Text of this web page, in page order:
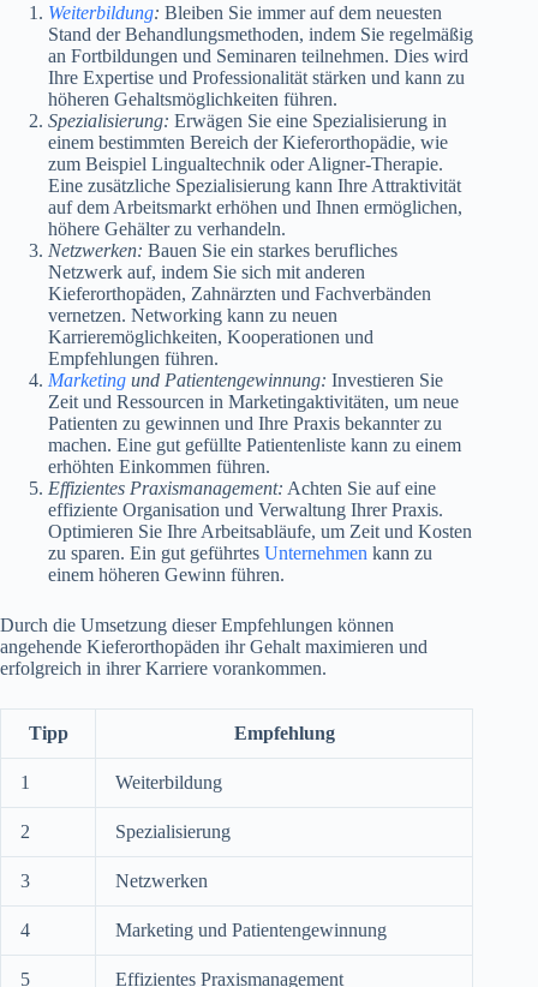
Weiterbildung: Bleiben Sie immer auf dem neuesten
Stand der Behandlungsmethoden, indem Sie regelmäßig
an Fortbildungen und Seminaren teilnehmen. Dies wird
Ihre Expertise und Professionalität stärken und kann zu
höheren Gehaltsmöglichkeiten führen.
Spezialisierung: Erwägen Sie eine Spezialisierung in
einem bestimmten Bereich der Kieferorthopädie, wie
zum Beispiel Lingualtechnik oder Aligner-Therapie.
Eine zusätzliche Spezialisierung kann Ihre Attraktivität
auf dem Arbeitsmarkt erhöhen und Ihnen ermöglichen,
höhere Gehälter zu verhandeln.
Netzwerken: Bauen Sie ein starkes berufliches
Netzwerk auf, indem Sie sich mit anderen
Kieferorthopäden, Zahnärzten und Fachverbänden
vernetzen. Networking kann zu neuen
Karrieremöglichkeiten, Kooperationen und
Empfehlungen führen.
Marketing und Patientengewinnung: Investieren Sie
Zeit und Ressourcen in Marketingaktivitäten, um neue
Patienten zu gewinnen und Ihre Praxis bekannter zu
machen. Eine gut gefüllte Patientenliste kann zu einem
erhöhten Einkommen führen.
Effizientes Praxismanagement: Achten Sie auf eine
effiziente Organisation und Verwaltung Ihrer Praxis.
Optimieren Sie Ihre Arbeitsabläufe, um Zeit und Kosten
zu sparen. Ein gut geführtes Unternehmen kann zu
einem höheren Gewinn führen.
Durch die Umsetzung dieser Empfehlungen können
angehende Kieferorthopäden ihr Gehalt maximieren und
erfolgreich in ihrer Karriere vorankommen.
Tipp Empfehlung
1 Weiterbildung
2 Spezialisierung
3 Netzwerken
4 Marketing und Patientengewinnung
5 Effizientes Praxismanagement